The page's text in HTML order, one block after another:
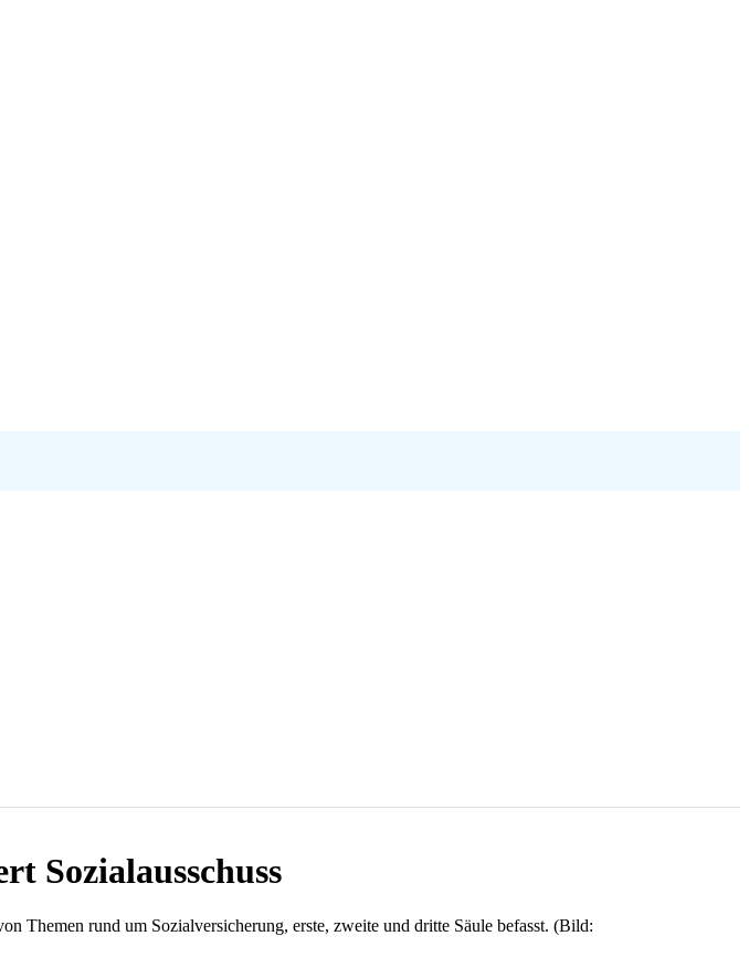
Sozialausschuss
Themen rund um Sozialversicherung, erste, zweite und dritte Säule befasst. (Bild: